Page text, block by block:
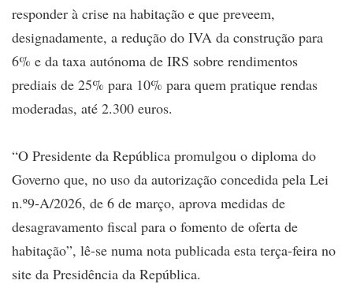
responder à crise na habitação e que preveem,
designadamente, a redução do IVA da construção para
6% e da taxa autónoma de IRS sobre rendimentos
prediais de 25% para 10% para quem pratique rendas
moderadas, até 2.300 euros.
“O Presidente da República promulgou o diploma do
Governo que, no uso da autorização concedida pela Lei
n.º9-A/2026, de 6 de março, aprova medidas de
desagravamento fiscal para o fomento de oferta de
habitação”, lê-se numa nota publicada esta terça-feira no
site da Presidência da República.